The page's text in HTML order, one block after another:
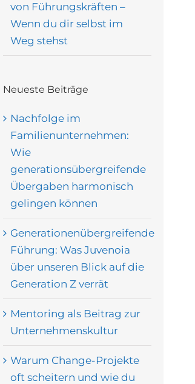
von Führungskräften –
Wenn du dir selbst im
Weg stehst
Neueste Beiträge
Nachfolge im
Familienunternehmen:
Wie
generationsübergreifende
Übergaben harmonisch
gelingen können
Generationenübergreifende
Führung: Was Juvenoia
über unseren Blick auf die
Generation Z verrät
Mentoring als Beitrag zur
Unternehmenskultur
Warum Change-Projekte
oft scheitern und wie du